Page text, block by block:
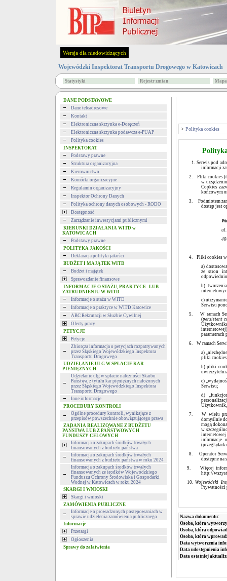
Wersja dla niedowidzących
Wojewódzki Inspektorat Transportu Drogowego w Katowicach
Statystyki Rejestr zmian
DANE PODSTAWOWE
Dane teleadresowe
Kontakt
Elektroniczna skrzynka e-Doręczeń
Elektroniczna skrzynka podawcza e-PUAP
Polityka cookies
INSPEKTORAT
Podstawy prawne
Struktura organizacyjna
Kierownictwo
Komórki organizacyjne
Regulamin organizacyjny
Inspektor Ochrony Danych
Polityka ochrony danych osobowych - RODO
Dostępność
Zarządzanie inwestycjami publicznymi
KIERUNKI DZIAŁANIA WITD w
KATOWICACH
Podstawy prawne
POLITYKA JAKOŚCI
Deklaracja polityki jakości
BUDŻET I MAJĄTEK WITD
Budżet i majątek
Sprawozdanie finansowe
INFORMACJE O STAŻU, PRAKTYCE LUB
ZATRUDNIENIU W WITD
Informacje o stażu w WITD
Informacje o praktyce w WITD Katowice
ABC Rekrutacji w Służbie Cywilnej
Oferty pracy
PETYCJE
Petycje
Zbiorcza informacja o petycjach rozpatrywanych
przez Śląskiego Wojewódzkiego Inspektora
Transportu Drogowego
UDZIELANIE ULG W SPŁACIE KAR
PIENIĘŻNYCH
Udzielanie ulg w spłacie należności Skarbu
Państwa, z tytułu kar pieniężnych nałożonych
przez Śląskiego Wojewódzkiego Inspektora
Transportu Drogowego
Inne informacje
PROCEDURY KONTROLI
Ogólne procedury kontroli, wynikające z
przepisów powszechnie obowiązującego prawa
ZADANIA REALIZOWANE Z BUDŻETU
PAŃSTWA LUB Z PAŃSTWOWYCH
FUNDUSZY CELOWYCH
Informacja o zakupach środków trwałych
finansowanych z budżetu państwa
Informacja o zakupach środków trwałych
finansowanych z budżetu państwa w roku 2024
Informacja o zakupach środków trwałych
finansowanych ze środków Wojewódzkiego
Funduszu Ochrony Środowiska i Gospodarki
Wodnej w Katowicach w roku 2024
SKARGI I WNIOSKI
Skargi i wnioski
ZAMÓWIENIA PUBLICZNE
Informacje o prowadzonych postępowaniach w
sprawie udzielenia zamówienia publicznego
Informacje
Przetargi
Ogłoszenia
Sprawy do załatwienia
> Polityka cookies
1. Serwis pod
informacji
2.
Pliki cookies
w
Cookies
końcowym
3.
Podmiotem
dostęp jest
4.
Pliki cookies
a)
ze stron
b)
c)
Serwisu
5.
W ramach
(persistent
6.
W ramach
a)
pliki cookies
b) pliki
c)
Serwisu;
d)
Użytkownik,
7.
W wielu
domyślnie
mogą
w
internetowej
informacje
8.
Operator
dostępne na
9.
Więcej
http://
10.Wojewódzki
Prywatności
Nazwa dokumentu:
Osoba, która
Osoba, która
Osoba, która
Data wytworzenia
Data udostępnienia
Data ostatniej